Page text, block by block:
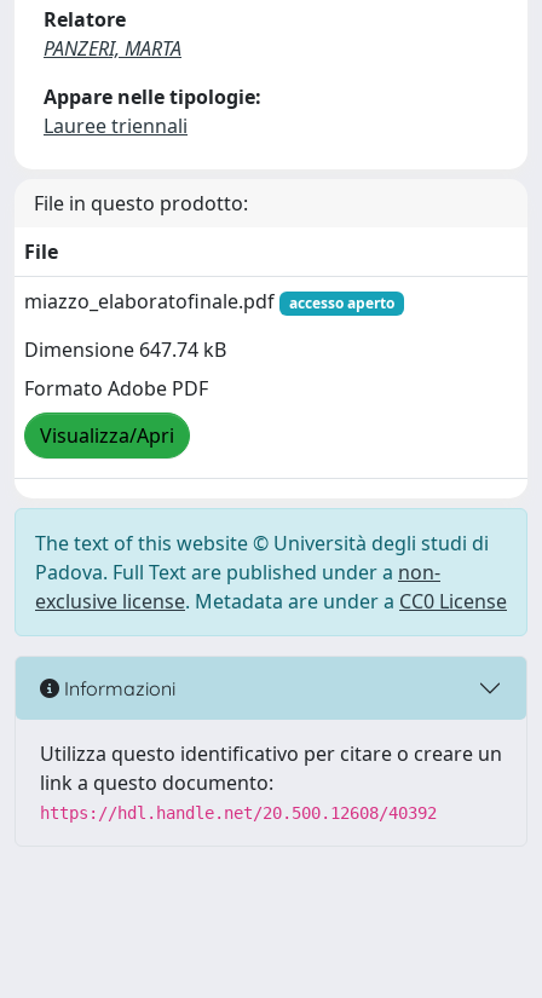
Relatore
PANZERI, MARTA
Appare nelle tipologie:
Lauree triennali
File in questo prodotto:
File
miazzo_elaboratofinale.pdf
accesso aperto
Dimensione 647.74 kB
Formato Adobe PDF
Visualizza/Apri
The text of this website © Università degli studi di
Padova. Full Text are published under a non-
exclusive license. Metadata are under a CC0 License
Informazioni
Utilizza questo identificativo per citare o creare un
link a questo documento:
https://hdl.handle.net/20.500.12608/40392